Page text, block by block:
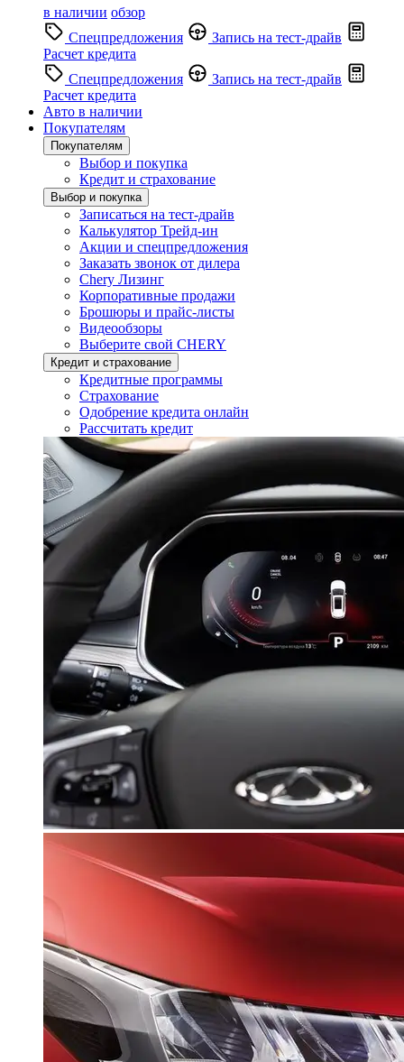
в наличии обзор
Спецпредложения
Запись на тест-драйв
Расчет кредита
Спецпредложения
Запись на тест-драйв
Расчет кредита
Авто в наличии
Покупателям
Покупателям
Выбор и покупка
Кредит и страхование
Выбор и покупка
Записаться на тест-драйв
Калькулятор Трейд-ин
Акции и спецпредложения
Заказать звонок от дилера
Chery Лизинг
Корпоративные продажи
Брошюры и прайс-листы
Видеообзоры
Выберите свой CHERY
Кредит и страхование
Кредитные программы
Страхование
Одобрение кредита онлайн
Рассчитать кредит